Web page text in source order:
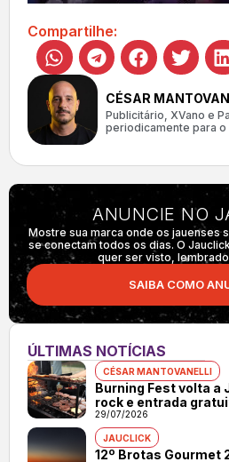
Compartilhe:
CÉSAR
Publicitário, XVano e
periodicamente para o
ANUNCIE NO
Mostre sua marca onde os jauenses
se conectam todos os dias. O
quer ser visto,
SAIBA COMO
ÚLTIMAS NOTÍCIAS
CÉSAR MANTOVANELLI
Burning Fest volta a
rock e entrada
29/07/2026
JAUCLICK
12º Brotas Gourmet